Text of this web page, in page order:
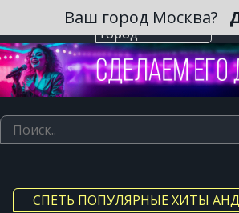
Выберите
город
Ваш город Москва?
СПЕТЬ ПОПУЛЯРНЫЕ ХИТЫ